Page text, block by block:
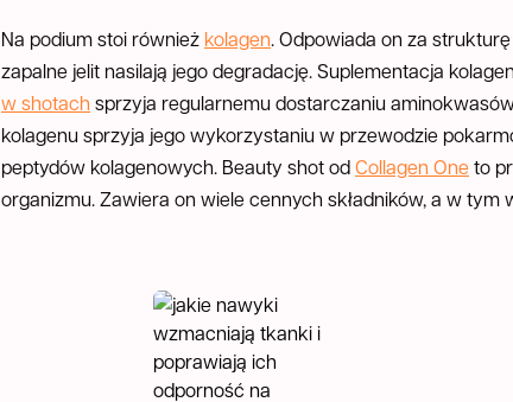
Na podium stoi również kolagen. Odpowiada on za
zapalne jelit nasilają jego degradację. Suplementacja
w shotach sprzyja regularnemu dostarczaniu
kolagenu sprzyja jego wykorzystaniu w przewodzie
peptydów kolagenowych. Beauty shot odCollagen One to
organizmu. Zawiera on wiele cennych składników, a w
Jakie nawyki